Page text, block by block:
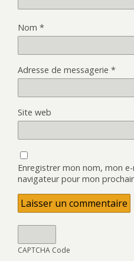
Nom *
Adresse de messagerie *
Site web
Enregistrer mon nom, mon
navigateur pour mon
CAPTCHA Code